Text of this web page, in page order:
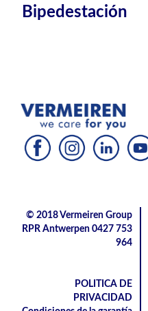
Bipedestación
© 2018 Vermeiren Group
RPR Antwerpen 0427 753
964
POLITICA DE
PRIVACIDAD